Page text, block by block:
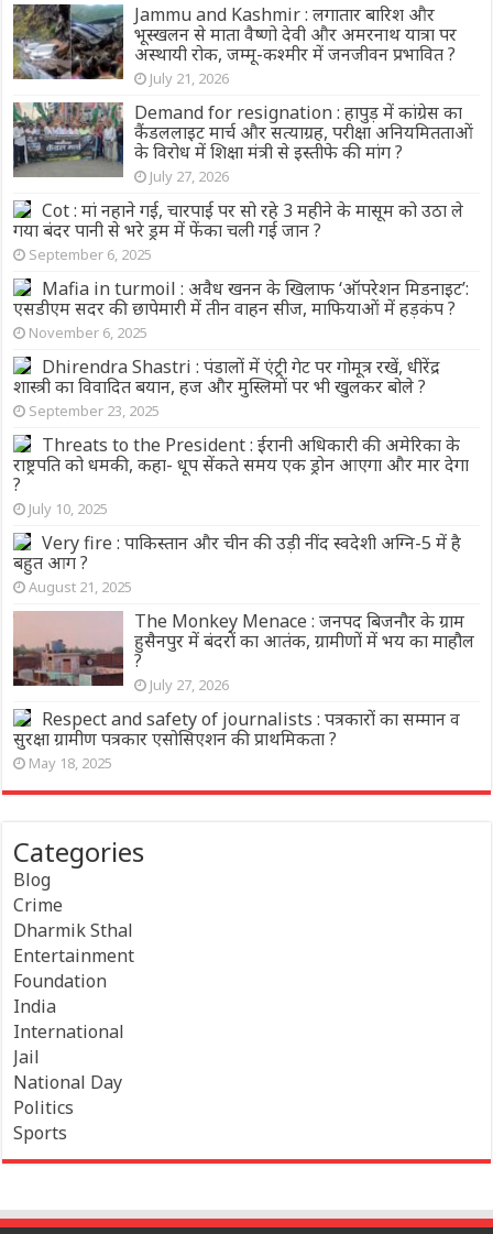
Jammu and Kashmir : लगातार बारिश और
भूस्खलन से माता वैष्णो देवी और अमरनाथ यात्रा पर
अस्थायी रोक, जम्मू-कश्मीर में जनजीवन प्रभावित ?
July 21, 2026
Demand for resignation : हापुड़ में कांग्रेस का
कैंडललाइट मार्च और सत्याग्रह, परीक्षा अनियमितताओं
के विरोध में शिक्षा मंत्री से इस्तीफे की मांग ?
July 27, 2026
Cot : मां नहाने गई, चारपाई पर सो रहे 3 महीने के मासूम को उठा ले
गया बंदर पानी से भरे ड्रम में फेंका चली गई जान ?
September 6, 2025
Mafia in turmoil : अवैध खनन के खिलाफ ‘ऑपरेशन मिडनाइट’:
एसडीएम सदर की छापेमारी में तीन वाहन सीज, माफियाओं में हड़कंप ?
November 6, 2025
Dhirendra Shastri : पंडालों में एंट्री गेट पर गोमूत्र रखें, धीरेंद्र
शास्त्री का विवादित बयान, हज और मुस्लिमों पर भी खुलकर बोले ?
September 23, 2025
Threats to the President : ईरानी अधिकारी की अमेरिका के
राष्ट्रपति को धमकी, कहा- धूप सेंकते समय एक ड्रोन आएगा और मार देगा
?
July 10, 2025
Very fire : पाकिस्तान और चीन की उड़ी नींद स्वदेशी अग्नि-5 में है
बहुत आग ?
August 21, 2025
The Monkey Menace : जनपद बिजनौर के ग्राम
हुसैनपुर में बंदरों का आतंक, ग्रामीणों में भय का माहौल
?
July 27, 2026
Respect and safety of journalists : पत्रकारों का सम्मान व
सुरक्षा ग्रामीण पत्रकार एसोसिएशन की प्राथमिकता ?
May 18, 2025
Categories
Blog
Crime
Dharmik Sthal
Entertainment
Foundation
India
International
Jail
National Day
Politics
Sports